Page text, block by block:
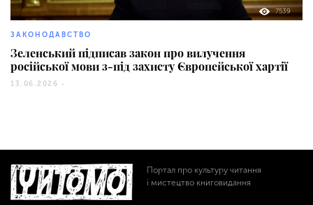
7539
ЗАКОНОДАВСТВО
Зеленський підписав закон про вилучення
російської мови з-під захисту Європейської хартії
13.06.2026 -
Портал про культуру читання
і мистецтво книговидання